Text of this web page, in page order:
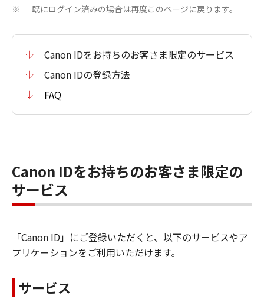
※ 既にログイン済みの場合は再度このページに戻ります。
Canon IDをお持ちのお客さま限定のサービス
Canon IDの登録方法
FAQ
Canon IDをお持ちのお客さま限定の
サービス
「Canon ID」にご登録いただくと、以下のサービスやア
プリケーションをご利用いただけます。
サービス